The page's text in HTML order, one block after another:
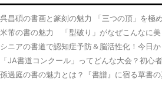
呉昌碩の書画と篆刻の魅力 「三つの頂」を極
米芾の書の魅力 「型破り」がなぜこんなに美
シニアの書道で認知症予防＆脳活性化！今日
「JA書道コンクール」ってどんな大会？初心
孫過庭の書の魅力とは？『書譜』に宿る草書